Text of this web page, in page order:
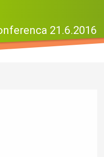
21.6.2016